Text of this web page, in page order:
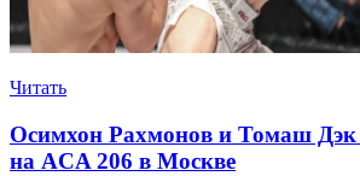
Читать
Осимхон Рахмонов и Томаш Дэк
на ACA 206 в Москве